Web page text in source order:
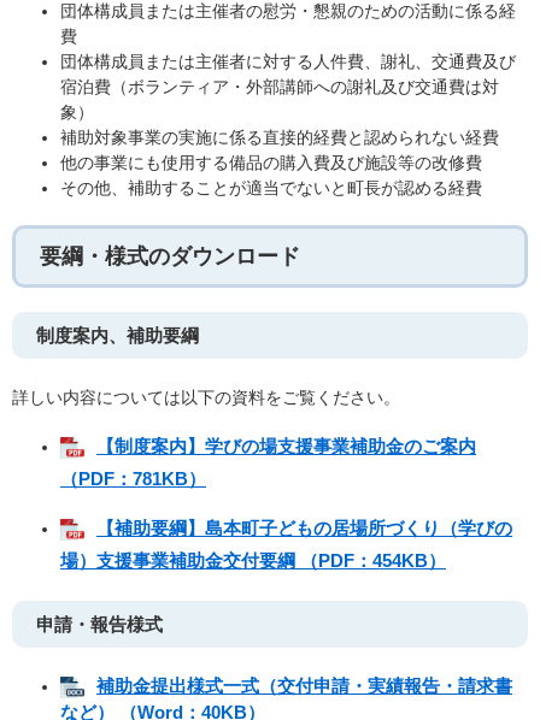
団体構成員または主催者の慰労・懇親のための活動に係る経
費
団体構成員または主催者に対する人件費、謝礼、交通費及び
宿泊費（ボランティア・外部講師への謝礼及び交通費は対
象）
補助対象事業の実施に係る直接的経費と認められない経費
他の事業にも使用する備品の購入費及び施設等の改修費
その他、補助することが適当でないと町長が認める経費
要綱・様式のダウンロード
制度案内、補助要綱
詳しい内容については以下の資料をご覧ください。
【制度案内】学びの場支援事業補助金のご案内
（PDF：781KB）
【補助要綱】島本町子どもの居場所づくり（学びの
場）支援事業補助金交付要綱 （PDF：454KB）
申請・報告様式
補助金提出様式一式（交付申請・実績報告・請求書
など） （Word：40KB）